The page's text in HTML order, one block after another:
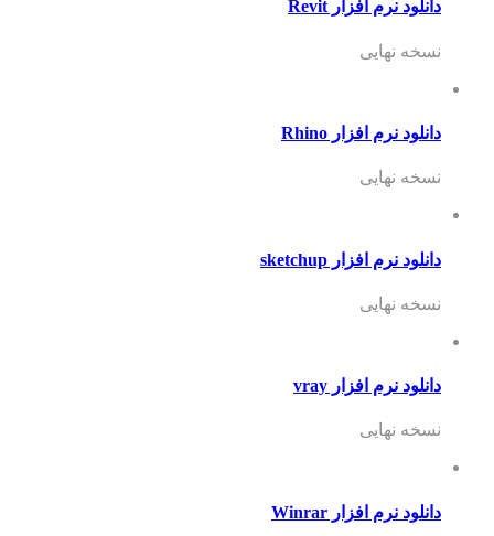
دانلود نرم افزار Revit
نسخه نهایی
دانلود نرم افزار Rhino
نسخه نهایی
دانلود نرم افزار sketchup
نسخه نهایی
دانلود نرم افزار vray
نسخه نهایی
دانلود نرم افزار Winrar